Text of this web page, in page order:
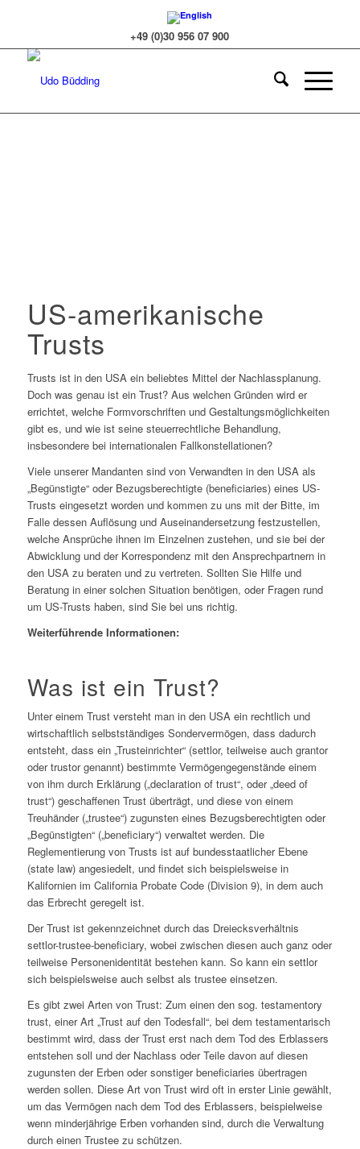
+49 (0)30 956 07 900
US-amerikanische
Trusts
Trusts ist in den USA ein beliebtes Mittel der Nachlassplanung.
Doch was genau ist ein Trust? Aus welchen Gründen wird er
errichtet, welche Formvorschriften und Gestaltungsmöglichkeiten
gibt es, und wie ist seine steuerrechtliche Behandlung,
insbesondere bei internationalen Fallkonstellationen?
Viele unserer Mandanten sind von Verwandten in den USA als
„Begünstigte“ oder Bezugsberechtigte (beneficiaries) eines US-
Trusts eingesetzt worden und kommen zu uns mit der Bitte, im
Falle dessen Auflösung und Auseinandersetzung festzustellen,
welche Ansprüche ihnen im Einzelnen zustehen, und sie bei der
Abwicklung und der Korrespondenz mit den Ansprechpartnern in
den USA zu beraten und zu vertreten. Sollten Sie Hilfe und
Beratung in einer solchen Situation benötigen, oder Fragen rund
um US-Trusts haben, sind Sie bei uns richtig.
Weiterführende Informationen:
Was ist ein Trust?
Unter einem Trust versteht man in den USA ein rechtlich und
wirtschaftlich selbstständiges Sondervermögen, dass dadurch
entsteht, dass ein „Trusteinrichter“ (settlor, teilweise auch grantor
oder trustor genannt) bestimmte Vermögengegenstände einem
von ihm durch Erklärung („declaration of trust“, oder „deed of
trust“) geschaffenen Trust überträgt, und diese von einem
Treuhänder („trustee“) zugunsten eines Bezugsberechtigten oder
„Begünstigten“ („beneficiary“) verwaltet werden. Die
Reglementierung von Trusts ist auf bundesstaatlicher Ebene
(state law) angesiedelt, und findet sich beispielsweise in
Kalifornien im California Probate Code (Division 9), in dem auch
das Erbrecht geregelt ist.
Der Trust ist gekennzeichnet durch das Dreiecksverhältnis
settlor-trustee-beneficiary, wobei zwischen diesen auch ganz oder
teilweise Personenidentität bestehen kann. So kann ein settlor
sich beispielsweise auch selbst als trustee einsetzen.
Es gibt zwei Arten von Trust: Zum einen den sog. testamentory
trust, einer Art „Trust auf den Todesfall“, bei dem testamentarisch
bestimmt wird, dass der Trust erst nach dem Tod des Erblassers
entstehen soll und der Nachlass oder Teile davon auf diesen
zugunsten der Erben oder sonstiger beneficiaries übertragen
werden sollen. Diese Art von Trust wird oft in erster Linie gewählt,
um das Vermögen nach dem Tod des Erblassers, beispielweise
wenn minderjährige Erben vorhanden sind, durch die Verwaltung
durch einen Trustee zu schützen.